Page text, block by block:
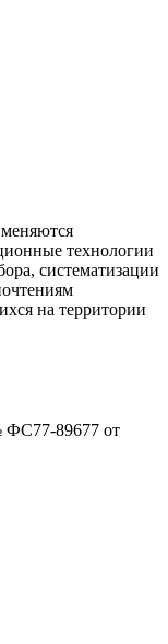
технологии
систематизации
на территории
89677 от